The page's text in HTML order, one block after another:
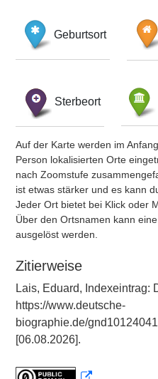
Geburtsort
Sterbeort
Auf der Karte werden im
Person lokalisierten Orte
nach Zoomstufe
ist etwas stärker und es kann
Jeder Ort bietet bei Klick oder
Über den Ortsnamen kann
ausgelöst werden.
Zitierweise
Lais, Eduard, Indexeintrag:
https://www.deutsche-
biographie.de/
[06.08.2026].